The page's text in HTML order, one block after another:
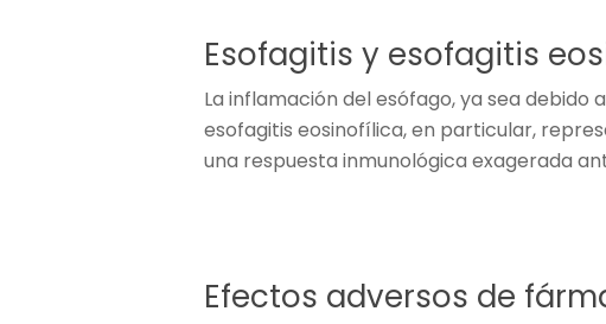
Esofagitis y esofagitis
La inflamación del esófago, ya sea
esofagitis eosinofílica, en particular,
una respuesta inmunológica exagerada
Efectos adversos de